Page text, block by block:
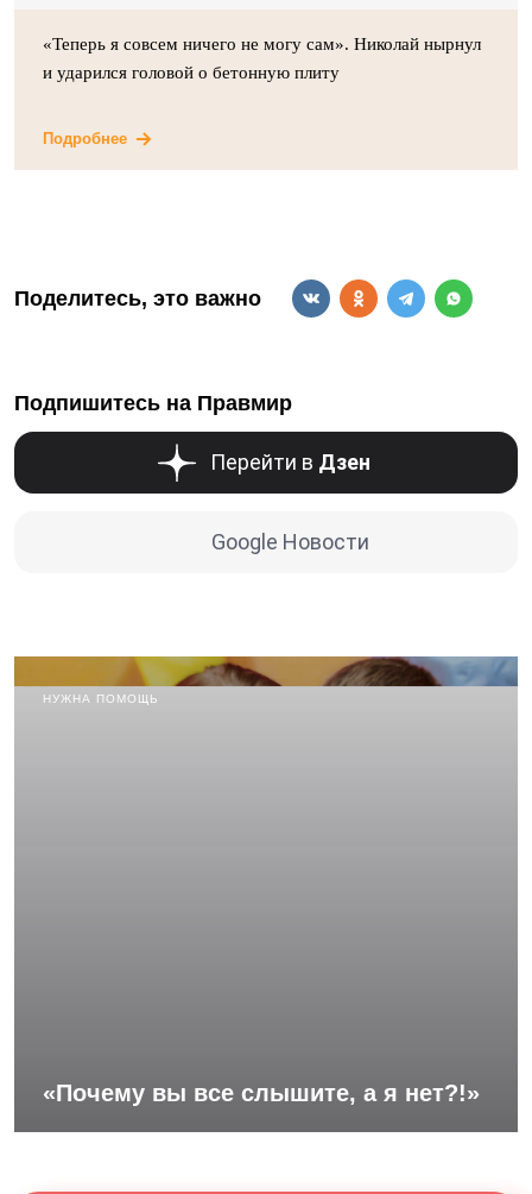
«Теперь я совсем ничего не могу сам». Николай нырнул
и ударился головой о бетонную плиту
Подробнее
Поделитесь, это важно
Подпишитесь на Правмир
Перейти в Дзен
Google Новости
НУЖНА ПОМОЩЬ
«Почему вы все слышите, а я нет?!»